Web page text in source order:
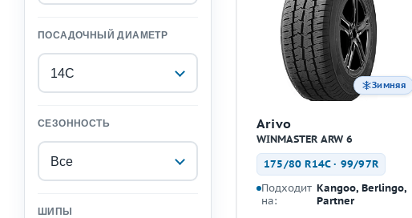
Зимняя
Arivo
WINMASTER ARW 6
175/80 R14C · 99/97R
Подходит
на:
Kangoo, Berlingo,
Partner
ПОСАДОЧНЫЙ ДИАМЕТР
14C
СЕЗОННОСТЬ
Все
ШИПЫ